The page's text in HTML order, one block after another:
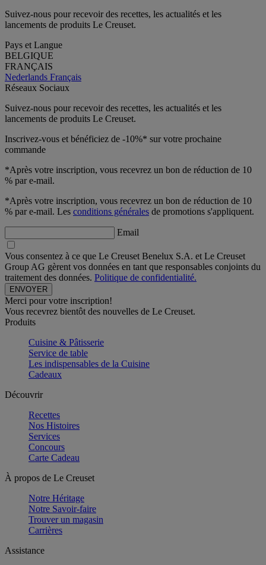
Suivez-nous pour recevoir des recettes, les actualités et les
lancements de produits Le Creuset.
Pays et Langue
BELGIQUE
FRANÇAIS
Nederlands Français
Réseaux Sociaux
Suivez-nous pour recevoir des recettes, les actualités et les
lancements de produits Le Creuset.
Inscrivez-vous et bénéficiez de -10%* sur votre prochaine
commande
*Après votre inscription, vous recevrez un bon de réduction de 10
% par e-mail.
*Après votre inscription, vous recevrez un bon de réduction de 10
% par e-mail. Les conditions générales de promotions s'appliquent.
Email
Vous consentez à ce que Le Creuset Benelux S.A. et Le Creuset
Group AG gèrent vos données en tant que responsables conjoints du
traitement des données. Politique de confidentialité.
Merci pour votre inscription!
Vous recevrez bientôt des nouvelles de Le Creuset.
Produits
Cuisine & Pâtisserie
Service de table
Les indispensables de la Cuisine
Cadeaux
Découvrir
Recettes
Nos Histoires
Services
Concours
Carte Cadeau
À propos de Le Creuset
Notre Héritage
Notre Savoir-faire
Trouver un magasin
Carrières
Assistance